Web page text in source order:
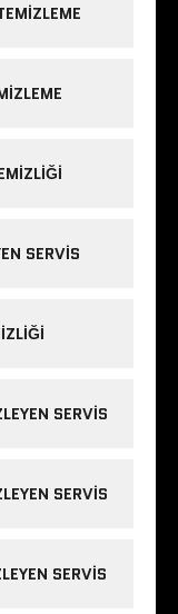
SERVIS
SERVIS
SERVIS
SERVIS